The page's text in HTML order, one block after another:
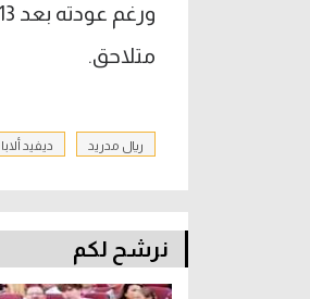
متلاحق.
ريال مدريد ديفيد ألابا
نرشح لكم